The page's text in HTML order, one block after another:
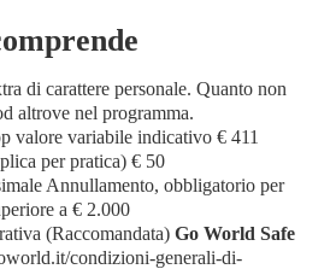
di carattere personale. Quanto non
altrove nel programma.
valore variabile indicativo € 411
per pratica) € 50
Annullamento, obbligatorio per
a € 2.000
(Raccomandata)Go World Safe
condizioni-generali-di-